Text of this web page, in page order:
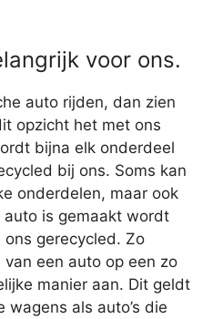
voor ons.
auto rijden, dan zien
opzicht het met ons
bijna elk onderdeel
bij ons. Soms kan
onderdelen, maar ook
is gemaakt wordt
gerecycled. Zo
een auto op een zo
manier aan. Dit geldt
wagens als auto’s die